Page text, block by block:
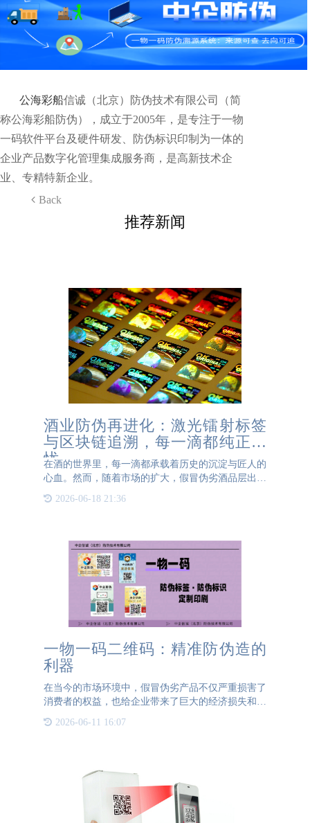
公海彩船信诚（北京）防伪技术有限公司（简
称公海彩船防伪），成立于2005年，是专注于一物
一码软件平台及硬件研发、防伪标识印制为一体的
企业产品数字化管理集成服务商，是高新技术企
业、专精特新企业。
Back
推荐新闻
酒业防伪再进化：激光镭射标签
与区块链追溯，每一滴都纯正无
忧
在酒的世界里，每一滴都承载着历史的沉淀与匠人的
心血。然而，随着市场的扩大，假冒伪劣酒品层出不
挑战，酒业防伪技术再次迎来革新，激光镭射标签与
2026-06-18 21:36
一物一码二维码：精准防伪造的
利器
在当今的市场环境中，假冒伪劣产品不仅严重损害了
消费者的权益，也给企业带来了巨大的经济损失和品
技术应运而生，成为了一种高效、可靠的防伪造手
2026-06-11 16:07